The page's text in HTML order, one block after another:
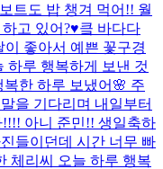
트도 밥 챙겨 먹어!! 월
고 있어?♥️킄 바다다
이 좋아서 예쁜 꽃구경
하루 행복하게 보낸 것
한 하루 보냈어🌸 주
을 기다리며 내일부터
!!!! 아니 준민!! 생일축하
들이던데 시간 너무 빠
체리씨 오늘 하루 행복